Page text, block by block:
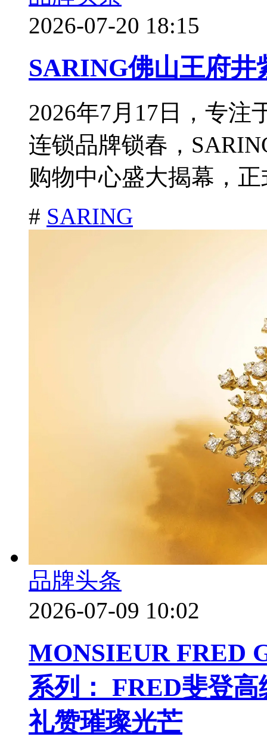
2026-07-20 18:15
SARING佛山王府井
2026年7月17日，专注
连锁品牌锁春，
购物中心盛大揭幕，
# SARING
品牌头条
2026-07-09 10:02
MONSIEUR FRED
系列： FRED斐登
礼赞璀璨光芒